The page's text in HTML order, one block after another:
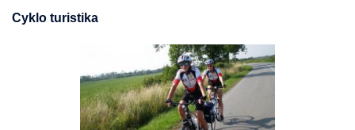
Cyklo turistika